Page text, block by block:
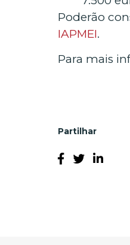
Poderão
IAPMEI.
Para mais
Partilhar